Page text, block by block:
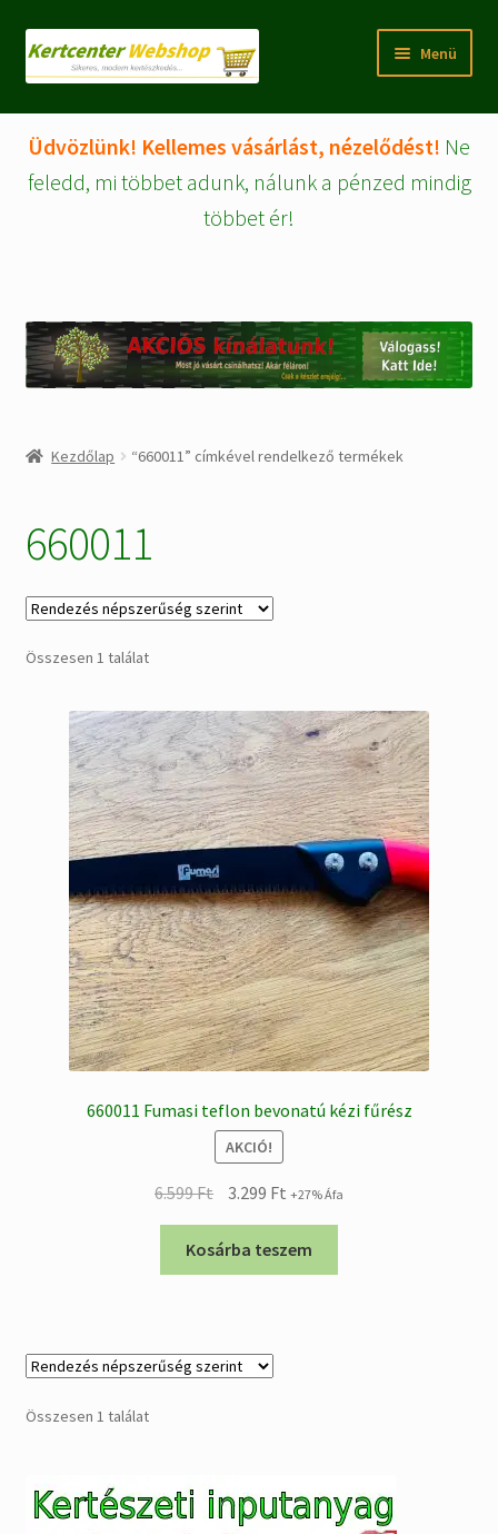
Ugrás
Kilépés
Menü
Rólunk
Fiókom/regisztráció
Kosár
Kezdőlap
Alkatrészek
Üdvözlünk! Kellemes vásárlást, nézelődést! Ne
feledd, mi többet adunk, nálunk a pénzed mindig
többet ér!
Kezdőlap “660011” címkével rendelkező termékek
660011
Összesen 1 találat
660011 Fumasi teflon bevonatú kézi fűrész
AKCIÓ!
6.599Ft
Original
price
was:
6.599 Ft.
3.299 FtCurrent
price
is:
3.299 Ft.
+27% Áfa
Kosárba teszem
Összesen 1 találat